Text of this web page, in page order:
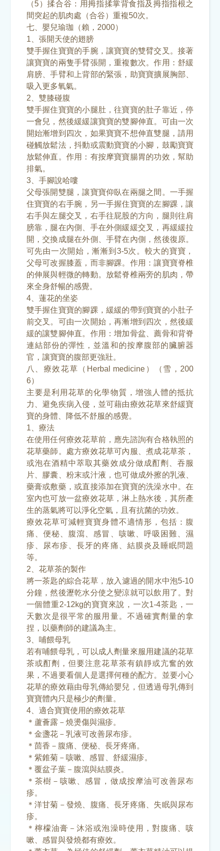
（5）揉合谷：用拇指揉掌背食指及拇指指根之
間突起的肌肉處（合谷）重複50次。
七、嬰兒瑜珈（賴，2000）
1、張開天使的翅膀
雙手握住寶寶的手腕，讓寶寶的雙臂交叉。接著
讓寶寶的兩隻手臂張開，重複數次。作用：舒緩
肩膀、手臂和上背部的緊張，助寶寶擴展胸部、
吸入更多氧氣。
2、雙膝碰腹
雙手握住寶寶的小腿肚，往寶寶的肚子靠近，停
一會兒，然後緩緩讓寶寶的雙腳伸直。可由一次
開始漸增到四次，如果寶寶不想伸直雙腿，請用
碰觸放鬆法，抖動或震動寶寶的小腳，鼓勵寶寶
放鬆伸直。作用：有按摩寶寶腸胃的功效，幫助
排氣。
3、手腳說哈嘍
父母張開雙腿，讓寶寶仰臥在兩腿之間。一手握
住寶寶的右手腕，另一手握住寶寶的左腳踝，讓
右手與左腿交叉，右手往屁股的方向，腿則往肩
膀靠，腿在內側、手在外側緩緩交叉，再緩緩拉
開，交換成腿在外側、手臂在內側，然後復原。
可先由一次開始，漸漸到3-5次。較大的寶寶，
父母可改握膝蓋，而非腳踝。作用：讓寶寶脊椎
的伸展與輕微的轉動。放鬆脊椎兩旁的肌肉，帶
來全身舒暢的感覺。
4、蓮花的坐姿
雙手握住寶寶的腳踝，緩緩的帶到寶寶的小肚子
前交叉。可由一次開始，再漸增到四次，然後緩
緩的讓雙腳伸直。作用：增加骨盆、薦骨和背脊
連結部份的彈性，並溫和的按摩腹部的臟腑器
官，讓寶寶的腹部更強壯。
八、療效花草（Herbal medicine）（雪，200
6）
主要是利用花草的化學物質，增強人體的抵抗
力、避免疾病入侵，並可藉由療效花草來舒緩寶
寶的身體、降低不舒服的感覺。
1、療法
在使用任何療效花草前，應先諮詢有合格執照的
花草藥師。處方療效花草可內服、煮成花草茶，
或泡在酒精中萃取其藥效成分做成酊劑、吞服
片、膠囊、粉末或汁液，也可做成外擦的乳液、
藥膏或敷藥，或直接添加在寶寶的洗澡水中。在
室內也可放一盆療效花草，淋上熱水後，其所產
生的蒸氣將可以淨化空氣，且有抗菌的功效。
療效花草可減輕寶寶身體不適情形，包括：腹
痛、便秘、腹瀉、感冒、咳嗽、呼吸困難、濕
疹、尿布疹、長牙的疼痛、結膜炎及睡眠問題
等。
2、花草茶的製作
將一茶匙的綜合花草，放入濾過的開水中泡5-10
分鐘，然後瀝乾水分使之變涼就可以飲用了。對
一個體重2-12kg的寶寶來說，一次1-4茶匙，一
天數次是很平常的服用量。不過確實劑量的拿
捏，以藥劑師的建議為主。
3、哺餵母乳
若有哺餵母乳，可以成人劑量來服用建議的花草
茶或酊劑，但要注意花草茶有鎮靜或亢奮的效
果，不過要看個人是選擇何種的配方。並要小心
花草的療效藉由母乳傳給嬰兒，但透過母乳傳到
寶寶體內只是極少的劑量。
4、適合寶寶使用的療效花草
＊蘆薈露－燒燙傷與濕疹。
＊金盞花－乳液可改善尿布疹。
＊茴香－腹痛、便秘、長牙疼痛。
＊紫錐菊－咳嗽、感冒、舒緩濕疹。
＊覆盆子葉－腹瀉與結膜炎。
＊茶樹－咳嗽、感冒，做成按摩油可改善尿布
疹。
＊洋甘菊－發燒、腹痛、長牙疼痛、失眠與尿布
疹。
＊檸檬油膏－沐浴或泡澡時使用，對腹痛、咳
嗽、感冒與發燒都有療效。